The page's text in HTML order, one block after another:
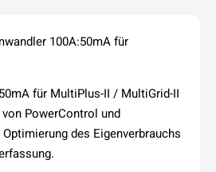
100A:50mA für
für MultiPlus-II / MultiGrid-II
PowerControl und
des Eigenverbrauchs